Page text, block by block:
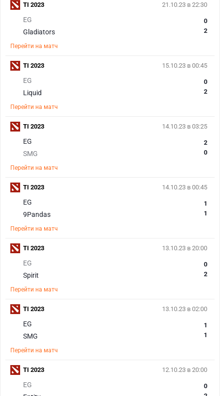
21.10.23 в 22:30
EG
Gladiators
0
2
Перейти на матч
TI 2023
15.10.23 в 00:45
EG
Liquid
0
2
Перейти на матч
TI 2023
14.10.23 в 03:25
EG
SMG
2
0
Перейти на матч
TI 2023
14.10.23 в 00:45
EG
9Pandas
1
1
Перейти на матч
TI 2023
13.10.23 в 20:00
EG
Spirit
0
2
Перейти на матч
TI 2023
13.10.23 в 02:00
EG
SMG
1
1
Перейти на матч
TI 2023
12.10.23 в 20:00
EG
0
TI 2023